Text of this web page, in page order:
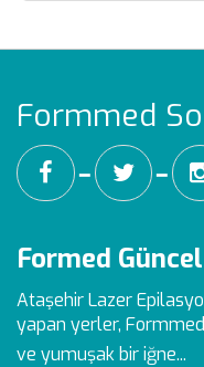
Formmed
━ ━
Formed Güncel
Ataşehir Lazer
yapan yerler,
ve yumuşak bir iğne...